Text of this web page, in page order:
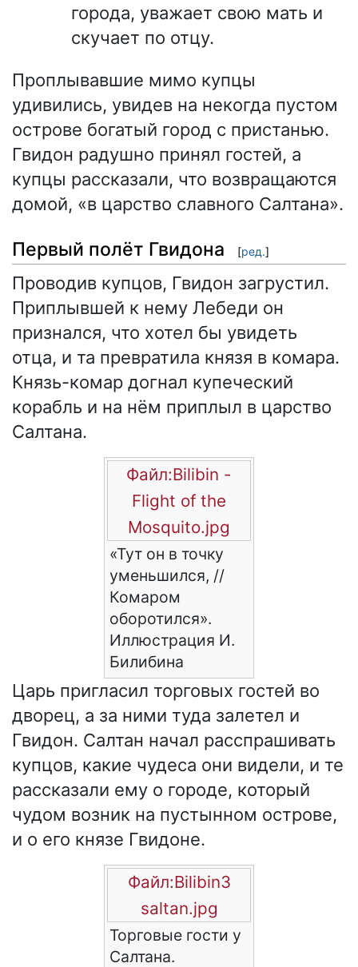
города, уважает свою мать и
скучает по отцу.
Проплывавшие мимо купцы
удивились, увидев на некогда пустом
острове богатый город с пристанью.
Гвидон радушно принял гостей, а
купцы рассказали, что возвращаются
домой, «в царство славного Салтана».
Первый полёт Гвидона [ред.]
Проводив купцов, Гвидон загрустил.
Приплывшей к нему Лебеди он
признался, что хотел бы увидеть
отца, и та превратила князя в комара.
Князь-комар догнал купеческий
корабль и на нём приплыл в царство
Салтана.
Файл:Bilibin -
Flight of the
Mosquito.jpg
«Тут он в точку
уменьшился, //
Комаром
оборотился».
Иллюстрация И.
Билибина
Царь пригласил торговых гостей во
дворец, а за ними туда залетел и
Гвидон. Салтан начал расспрашивать
купцов, какие чудеса они видели, и те
рассказали ему о городе, который
чудом возник на пустынном острове,
и о его князе Гвидоне.
Файл:Bilibin3
saltan.jpg
Торговые гости у
Салтана.